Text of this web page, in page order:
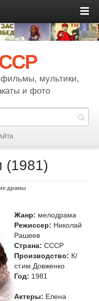
мультики,
и фото
(1981)
драмы
Жанр: мелодрама
Режиссер: Николай
Рашеев
Страна: СССР
Производство: К/
ст.им.Довженко
Год: 1981
Актеры: Елена